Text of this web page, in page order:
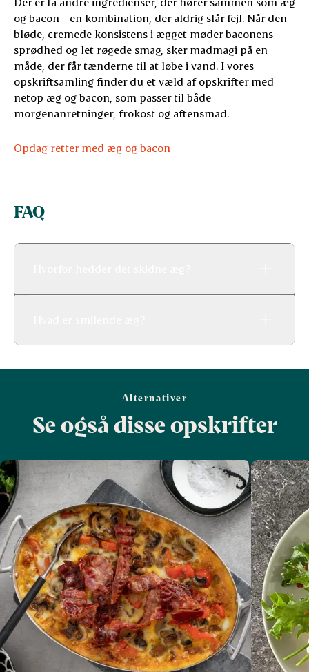
og bacon - en kombination, der aldrig slår fejl. Når den
bløde, cremede konsistens i ægget møder baconens
sprødhed og let røgede smag, sker madmagi på en
måde, der får tænderne til at løbe i vand. I vores
opskriftsamling finder du et væld af opskrifter med
netop æg og bacon, som passer til både
morgenanretninger, frokost og aftensmad.
Opdag retter med æg og bacon
FAQ
Alternativer
Se også disse opskrifter